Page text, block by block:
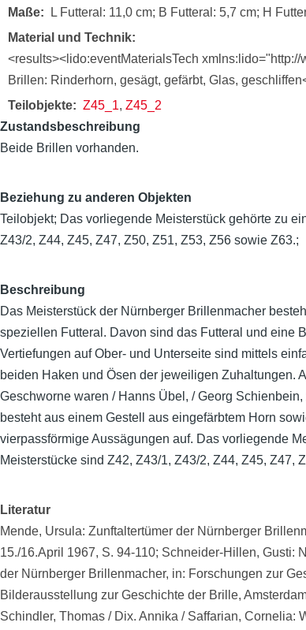
Maße
L Futteral: 11,0 cm; B Futteral: 5,7 cm; H
Material und Technik
<results><lido:eventMaterialsTech
Brillen: Rinderhorn, gesägt, gefärbt, Glas,
Teilobjekte
Z45_1, Z45_2
Zustandsbeschreibung
Beide Brillen vorhanden.
Beziehung zu anderen Objekten
Teilobjekt; Das vorliegende Meisterstück gehörte zu
Z43/2, Z44, Z45, Z47, Z50, Z51, Z53, Z56 sowie Z63.;
Beschreibung
Das Meisterstück der Nürnberger Brillenmacher
speziellen Futteral. Davon sind das Futteral und eine
Vertiefungen auf Ober- und Unterseite sind mittels
beiden Haken und Ösen der jeweiligen Zuhaltungen.
Geschworne waren / Hanns Übel, / Georg
besteht aus einem Gestell aus eingefärbtem Horn
vierpassförmige Aussägungen auf. Das vorliegende
Meisterstücke sind Z42, Z43/1, Z43/2, Z44, Z45, Z47,
Literatur
Mende, Ursula: Zunftaltertümer der Nürnberger
15./16.April 1967, S. 94-110; Schneider-Hillen, Gusti:
der Nürnberger Brillenmacher, in: Forschungen zur
Bilderausstellung zur Geschichte der Brille,
Schindler, Thomas / Dix. Annika / Saffarian, Cornelia: